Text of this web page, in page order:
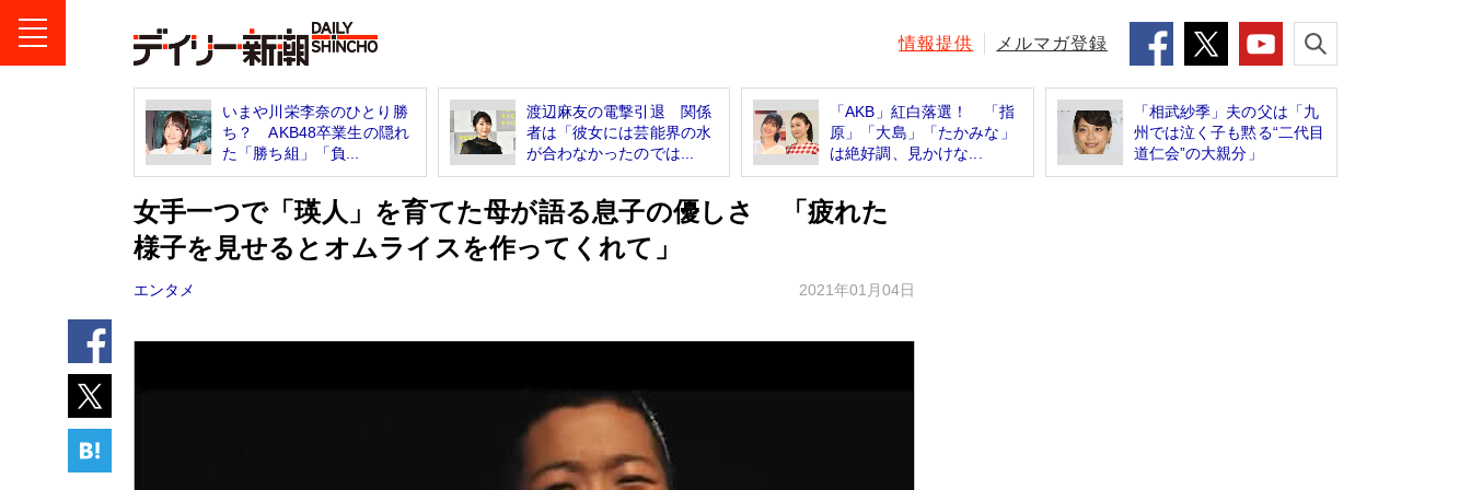
情報提供 メルマガ登録
いまや川栄李奈のひとり勝
ち？ AKB48卒業生の隠れ
た「勝ち組」「負...
渡辺麻友の電撃引退 関係
者は「彼女には芸能界の水
が合わなかったのでは...
「AKB」紅白落選！ 「指
原」「大島」「たかみな」
は絶好調、見かけな...
「相武紗季」夫の父は「九
州では泣く子も黙る“二代目
道仁会”の大親分」
女手一つで「瑛人」を育てた母が語る息子の優しさ 「疲れた
様子を見せるとオムライスを作ってくれて」
エンタメ 2021年01月04日